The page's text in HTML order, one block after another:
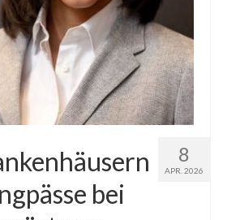
8
APR. 2026
bei